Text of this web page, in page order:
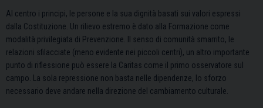
Al centro i principi, le persone e la sua dignità basati sui valori espressi
dalla Costituzione. Un rilievo estremo è dato alla Formazione come
modalità privilegiata di Prevenzione. Il senso di comunità smarrito, le
relazioni sfilacciate (meno evidente nei piccoli centri), un altro importante
punto di riflessione può essere la Caritas come il primo osservatore sul
campo. La sola repressione non basta nelle dipendenze, lo sforzo
necessario deve andare nella direzione del cambiamento culturale.